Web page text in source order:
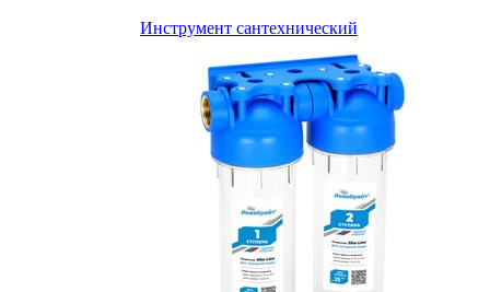
Инструмент сантехнический